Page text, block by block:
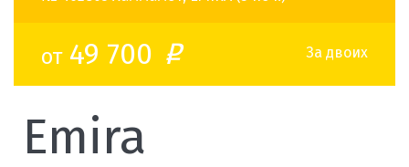
от49 700 o За двоих
Emira